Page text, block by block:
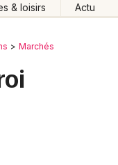
& loisirs Actu
Marchés